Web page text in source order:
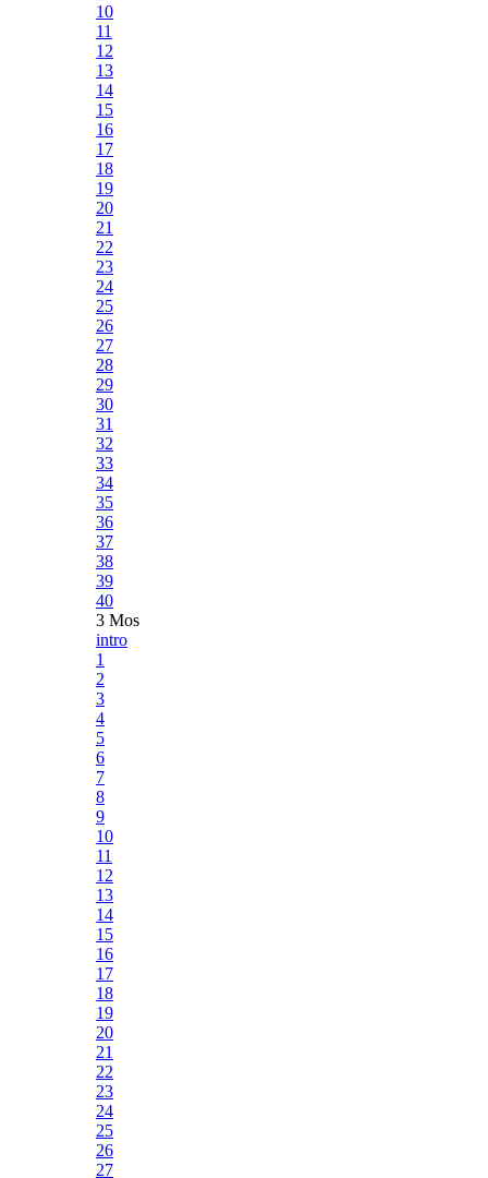
10
11
12
13
14
15
16
17
18
19
20
21
22
23
24
25
26
27
28
29
30
31
32
33
34
35
36
37
38
39
40
3 Mos
intro
1
2
3
4
5
6
7
8
9
10
11
12
13
14
15
16
17
18
19
20
21
22
23
24
25
26
27